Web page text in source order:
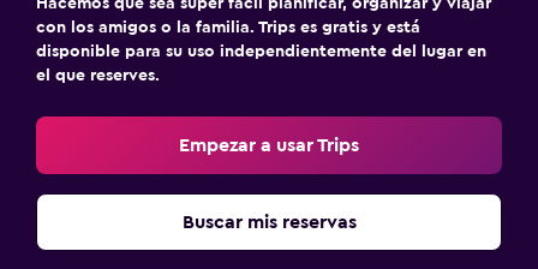
con los amigos o la familia. Trips es gratis y está
disponible para su uso independientemente del lugar en
el que reserves.
Empezar a usar Trips
Buscar mis reservas